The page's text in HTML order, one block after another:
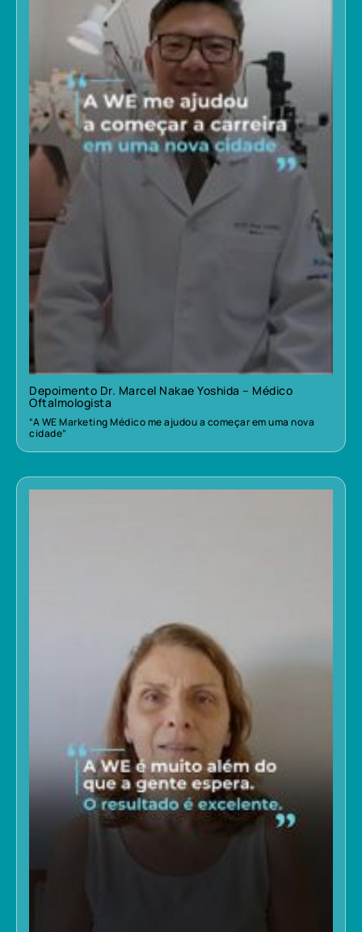
Depoimento Dr. Marcel Nakae Yoshida – Médico
Oftalmologista
“A WE Marketing Médico me ajudou a começar em uma nova
cidade”